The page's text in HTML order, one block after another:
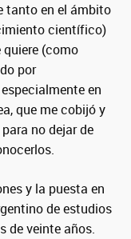
tanto en el ámbito
científico)
quiere (como
por
en
que me cobijó y
no dejar de
y la puesta en
de estudios
de veinte años.